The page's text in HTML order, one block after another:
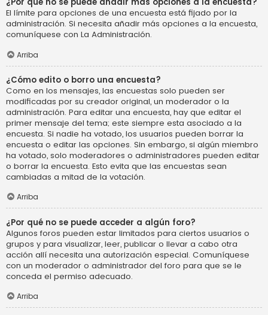
El límite para opciones de una encuesta está fijado por la
administración. Si necesita añadir más opciones a la encuesta,
comuníquese con La Administración.
Arriba
¿Cómo edito o borro una encuesta?
Como en los mensajes, las encuestas solo pueden ser
modificadas por su creador original, un moderador o la
administración. Para editar una encuesta, hay que editar el
primer mensaje del tema; este siempre esta asociado a la
encuesta. Si nadie ha votado, los usuarios pueden borrar la
encuesta o editar las opciones. Sin embargo, si algún miembro
ha votado, solo moderadores o administradores pueden editar
o borrar la encuesta. Esto evita que las encuestas sean
cambiadas a mitad de la votación.
Arriba
¿Por qué no se puede acceder a algún foro?
Algunos foros pueden estar limitados para ciertos usuarios o
grupos y para visualizar, leer, publicar o llevar a cabo otra
acción allí necesita una autorización especial. Comuníquese
con un moderador o administrador del foro para que se le
conceda el permiso adecuado.
Arriba